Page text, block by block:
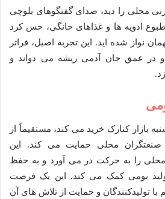
زنی محلی را دید، صدای گفتگوهای بلوچی
ادویه ها و غذاهای خانگی، حس کرد
نواز شده اید. این تجربه اصیل، فراتر
در عمق جان آدمی ریشه می دواند و
بازار کنارک خرید می کند، مستقیماً از
صنعتگران محلی حمایت می کند. این
محلی را به حرکت در می آورد و به حفظ
بومی کمک می کند. این یک فرصت
با تولیدکنندگان و حمایت از تلاش های آن